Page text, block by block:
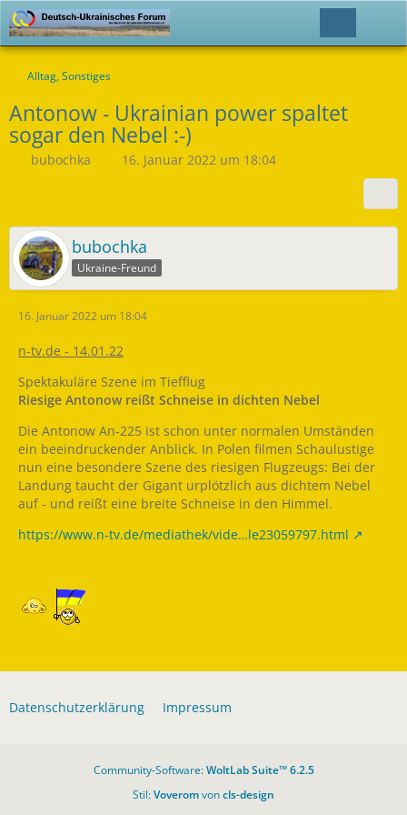
Alltag, Sonstiges
Antonow - Ukrainian power spaltet
sogar den Nebel :-)
bubochka 16. Januar 2022 um 18:04
bubochka
Ukraine-Freund
16. Januar 2022 um 18:04
n-tv.de - 14.01.22
Spektakuläre Szene im Tiefflug
Riesige Antonow reißt Schneise in dichten Nebel
Die Antonow An-225 ist schon unter normalen Umständen
ein beeindruckender Anblick. In Polen filmen Schaulustige
nun eine besondere Szene des riesigen Flugzeugs: Bei der
Landung taucht der Gigant urplötzlich aus dichtem Nebel
auf - und reißt eine breite Schneise in den Himmel.
https://www.n-tv.de/mediathek/vide…le23059797.html
Datenschutzerklärung Impressum
Community-Software:WoltLab Suite™ 6.2.5
Stil:Voveromvoncls-design